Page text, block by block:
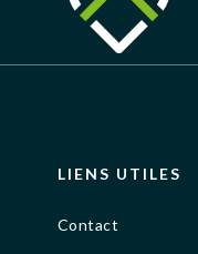
LIENS UTILES
Contact